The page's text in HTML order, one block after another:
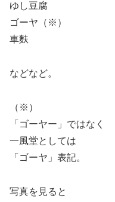
ゆし豆腐
ゴーヤ（※）
車麩
などなど。
（※）
「ゴーヤー」ではなく
一風堂としては
「ゴーヤ」表記。
写真を見ると